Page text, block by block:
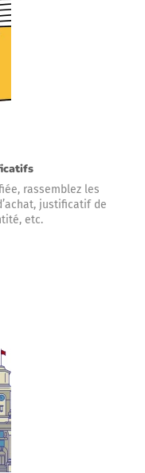
rassemblez les
justificatif de
etc.